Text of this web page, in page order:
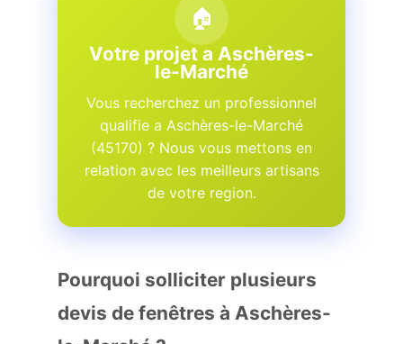
🏠
Votre projet a Aschères-
le-Marché
Vous recherchez un professionnel
qualifie a Aschères-le-Marché
(45170) ? Nous vous mettons en
relation avec les meilleurs artisans
de votre region.
Pourquoi solliciter plusieurs
devis de fenêtres à Aschères-